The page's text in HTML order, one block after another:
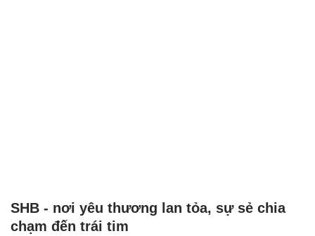
SHB - nơi yêu thương lan tỏa, sự sẻ chia
chạm đến trái tim